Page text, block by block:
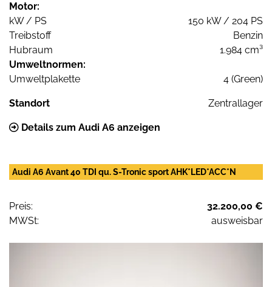
Motor:
kW / PS
150 kW / 204 PS
Treibstoff
Benzin
Hubraum
1.984 cm³
Umweltnormen:
Umweltplakette
4 (Green)
Standort Zentrallager
Details zum Audi A6 anzeigen
Audi A6 Avant 40 TDI qu. S-Tronic sport AHK*LED*ACC*N
Preis:
32.200,00 €
MWSt:
ausweisbar